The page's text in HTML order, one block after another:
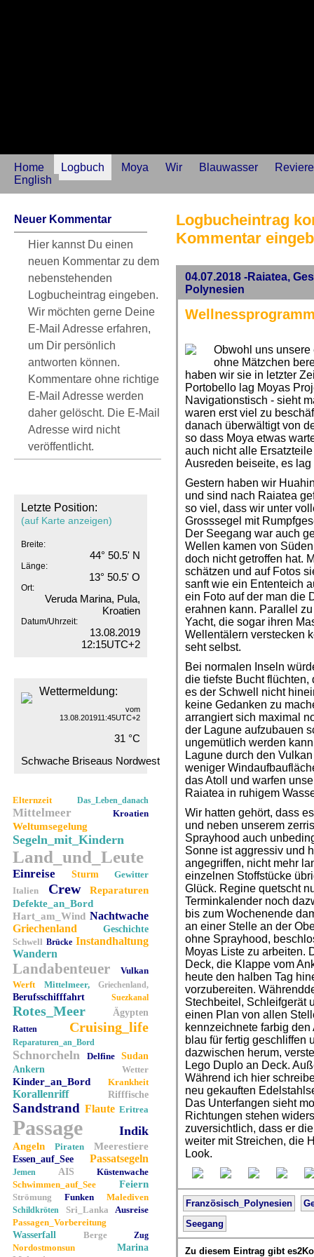
Home Logbuch Moya Wir Blauwasser
Reviere
English
Neuer Kommentar
Hier kannst Du einen
neuen Kommentar zu dem
nebenstehenden
Logbucheintrag eingeben.
Wir möchten gerne Deine
E-Mail Adresse erfahren,
um Dir persönlich
antworten können.
Kommentare ohne richtige
E-Mail Adresse werden
daher gelöscht. Die E-Mail
Adresse wird nicht
veröffentlicht.
Letzte Position:
(auf Karte anzeigen)
Breite:
44° 50.5' N
Länge:
13° 50.5' O
Ort:
Veruda Marina, Pula,
Kroatien
Datum/Uhrzeit:
13.08.2019
12:15UTC+2
Wettermeldung:
vom
13.08.201911:45UTC+2
31 °C
Schwache Briseaus Nordwest
Elternzeit Das_Leben_danach
Mittelmeer Kroatien
Weltumsegelung
Segeln_mit_Kindern
Land_und_Leute
Einreise Sturm
Gewitter
Italien
Crew
Reparaturen
Defekte_an_Bord
Hart_am_Wind Nachtwache
Griechenland
Geschichte
Schwell Brücke Instandhaltung
Wandern
Landabenteuer
Vulkan
Werft
Mittelmeer, Griechenland,
Berufsschifffahrt Suezkanal
Rotes_Meer Ägypten
Ratten Cruising_life
Reparaturen_an_Bord
Schnorcheln Delfine
Sudan
Ankern
Wetter
Kinder_an_Bord Krankheit
Korallenriff Rifffische
Sandstrand Flaute Eritrea
Passage Indik
Angeln Piraten Meerestiere
Essen_auf_See Passatsegeln
Jemen AIS
Küstenwache
Schwimmen_auf_See
Feiern
Strömung Funken Malediven
Schildkröten Sri_Lanka
Ausreise
Passagen_Vorbereitung
Wasserfall
Berge Zug
Nordostmonsun
Marina
Logbucheintrag
Kommentar
04.07.2018 -Raiatea,
Polynesien
Obwohl uns
ohne Mätzchen
haben wir sie in letzter
Portobello lag Moyas
Navigationstisch - sieht
waren erst viel zu
danach überwältigt von
so dass Moya etwas
auch nicht alle
Ausreden beiseite, es
Gestern haben wir
und sind nach Raiatea
so viel, dass wir unter
Grosssegel mit
Der Seegang war auch
Wellen kamen von
doch nicht getroffen hat.
schätzen und auf Fotos
sanft wie ein Ententeich
ein Foto auf der man die
erahnen kann. Parallel
Yacht, die sogar ihren
Wellentälern verstecken
seht selbst.
Bei normalen Inseln
die tiefste Bucht flüchten,
es der Schwell nicht
keine Gedanken zu
arrangiert sich maximal
der Lagune aufzubauen
ungemütlich werden
Lagune durch den
weniger
das Atoll und warfen
Raiatea in ruhigem
Wir hatten gehört, dass
und neben unserem
Sprayhood auch
Sonne ist aggressiv und
angegriffen, nicht mehr
einzelnen Stoffstücke
Glück. Regine quetscht
Terminkalender noch
bis zum Wochenende
an einer Stelle an der
ohne Sprayhood,
Moyas Liste zu arbeiten.
Deck, die Klappe vom
heute den halben Tag
vorzubereiten.
Stechbeitel, Schleifgerät
einen Plan von allen
kennzeichnete farbig
blau für fertig geschliffen
dazwischen herum,
Lego Duplo an Deck.
Während ich hier
neu gekauften
Das Unterfangen sieht
Richtungen stehen
zuversichtlich, dass er
weiter mit Streichen, die
Look.
Französisch_Polynesien
Seegang
Zu diesem Eintrag gibt